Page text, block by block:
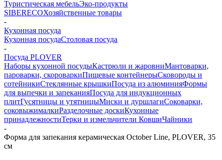
Туристическая мебельЭко-продукты
SIBERECOХозяйственные товары
-
Кухонная посуда
Кухонная посудаСтоловая посуда
-
Посуда PLOVER
Наборы кухонной посудыКастрюли и жаровниМантоварки,
пароварки, скороваркиПищевые контейнерыСковороды и
сотейникиСтеклянные крышкиПосуда из алюминияФормы
для выпечки и запеканияПосуда для индукционных
плитГусятницы и утятницыМиски и дуршлагиСоковарки,
соковыжималкиРазделочные доскиКухонные
принадлежностиТерки и измельчители КовшиЧайники
-
Форма для запекания керамическая October Line, PLOVER, 35
см